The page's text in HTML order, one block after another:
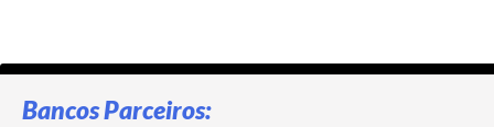
Bancos Parceiros: